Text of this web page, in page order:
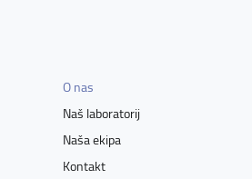
O nas
Naš laboratorij
Naša ekipa
Kontakt